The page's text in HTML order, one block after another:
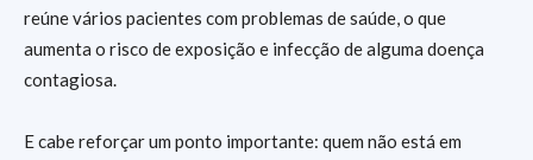
reúne vários pacientes com problemas de saúde, o que
aumenta o risco de exposição e infecção de alguma doença
contagiosa.
E cabe reforçar um ponto importante: quem não está em